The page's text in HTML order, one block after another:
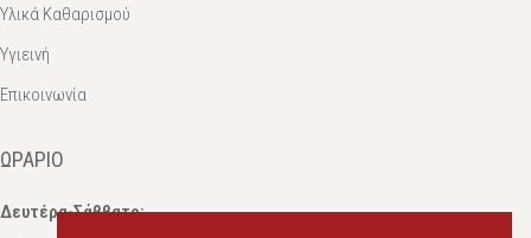
Υλικά Καθαρισμού
Υγιεινή
Επικοινωνία
ΩΡΆΡΙΟ
Δευτέρα-Σάββατο: